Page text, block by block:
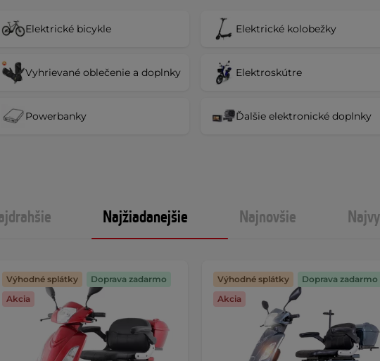
Elektrické bicykle Elektrické kolobežky
Vyhrievané oblečenie a doplnky Elektroskútre
Powerbanky Ďalšie elektronické doplnky
Najžiadanejšie Najnovšie
Výhodné splátky
Doprava zadarmo
Akcia
Výhodné splátky
Doprava zadarmo
Akcia